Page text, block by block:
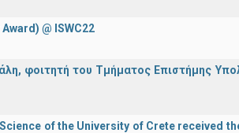
@ ISWC22
φοιτητή του Τμήματος Επιστήμης
of the University of Crete received